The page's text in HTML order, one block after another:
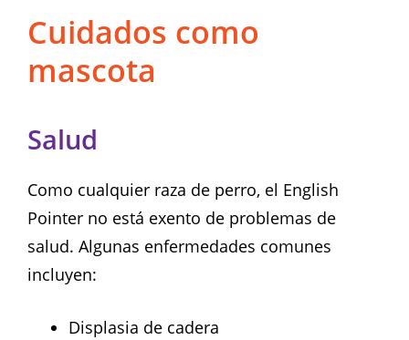
Cuidados como
mascota
Salud
Como cualquier raza de perro, el English
Pointer no está exento de problemas de
salud. Algunas enfermedades comunes
incluyen:
Displasia de cadera